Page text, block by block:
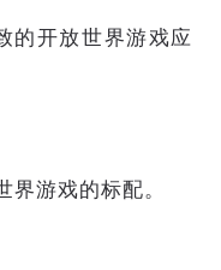
的开放世界游戏应
游戏的标配。